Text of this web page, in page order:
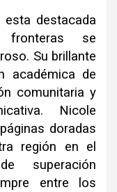
destacada
se
Su brillante
académica de
comunitaria y
Nicole
doradas
región en el
superación
entre los